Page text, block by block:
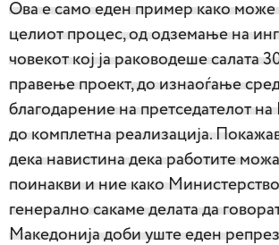
Ова е само еден пример како може
целиот процес, од одземање на
човекот кој ја раководеше салата
правење проект, до изнаоѓање
благодарение на претседателот на
до комплетна реализација.
дека навистина дека работите
поинакви и ние како
генерално сакаме делата да
Македонија доби уште еден